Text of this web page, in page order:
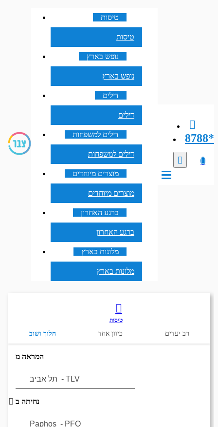
8788*
טיסות
טיסות
נופש בארץ
נופש בארץ
דילים
דילים
דילים למשפחות
דילים למשפחות
מוצרים מיוחדים
מוצרים מיוחדים
ברגע האחרון
ברגע האחרון
מלונות בארץ
מלונות בארץ
טיסות
הלוך ושוב כיוון אחד רב יעדים
המראה מ
נחיתה ב